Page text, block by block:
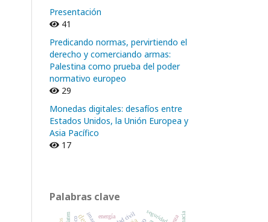
Presentación
41
Predicando normas, pervirtiendo el
derecho y comerciando armas:
Palestina como prueba del poder
normativo europeo
29
Monedas digitales: desafíos entre
Estados Unidos, la Unión Europea y
Asia Pacífico
17
Palabras clave
seguridad
energía